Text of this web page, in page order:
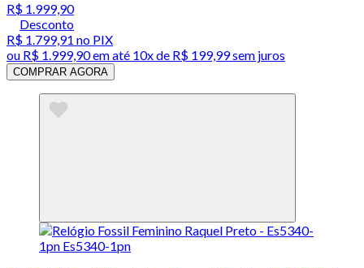
R$ 1.999,90
Desconto
R$ 1.799,91 no PIX
ou R$ 1.999,90em até 10x de R$ 199,99 sem juros
COMPRAR AGORA